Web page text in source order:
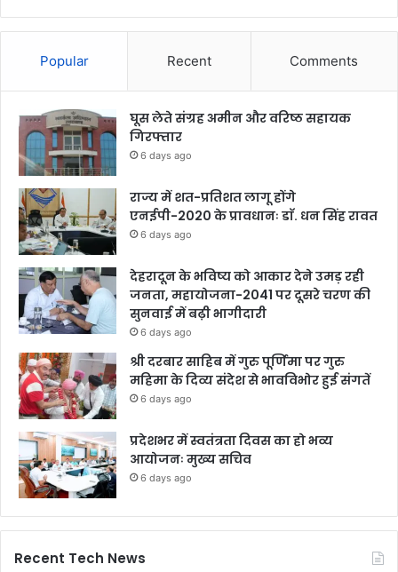
Popular Recent Comments
घूस लेते संग्रह अमीन और वरिष्ठ सहायक
गिरफ्तार
6 days ago
राज्य में शत-प्रतिशत लागू होंगे
एनईपी-2020 के प्रावधानः डाॅ. धन सिंह रावत
6 days ago
देहरादून के भविष्य को आकार देने उमड़ रही
जनता, महायोजना-2041 पर दूसरे चरण की
सुनवाई में बढ़ी भागीदारी
6 days ago
श्री दरबार साहिब में गुरु पूर्णिमा पर गुरु
महिमा के दिव्य संदेश से भावविभोर हुई संगतें
6 days ago
प्रदेशभर में स्वतंत्रता दिवस का हो भव्य
आयोजनः मुख्य सचिव
6 days ago
Recent Tech News